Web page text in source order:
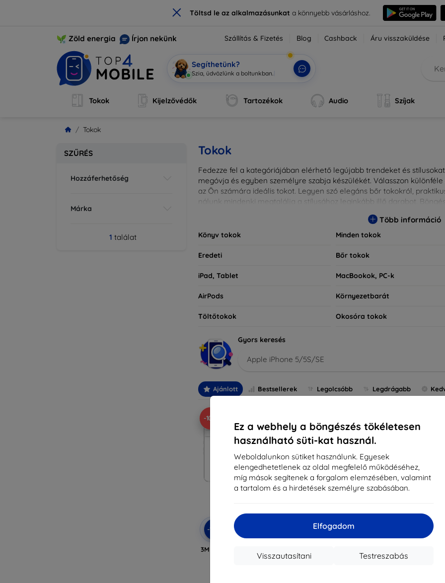
× Töltsd le az alkalmazásunkata könnyebb vásárláshoz.
Ez a webhely a böngészés tökéletesen
használható süti-kat használ.
Weboldalunkon sütiket használunk. Egyesek
elengedhetetlenek az oldal megfelelő működéséhez,
míg mások segítenek a forgalom elemzésében, valamint
a tartalom és a hirdetések személyre szabásában.
Elfogadom
Testreszabás
Visszautasítani
Zöld energia Írjon nekünk Szállítás & Fizetés Blog Cashback Áru visszaküldése
Segíthetünk?
|
Tokok Kijelzővédők Tartozékok Audio Szíjak
Tokok
SZŰRÉS
Hozzáferhetőség
Márka
1 találat
Tokok
Fedezze fel a kategóriájában elérhető legújabb trendeket és
megóvja és egyben személyre szabja készülékét. Válasszon
az Ön számára ideális tokot. Legyen szó elegáns bőr tokokról,
nálunk mindenki megtalálja a stílusához leginkább illő darabot.
Több információ
Könyv tokok Minden tokok
Eredeti Bőr tokok
iPad, Tablet MacBookok, PC-k
AirPods Környezetbarát
Töltőtokok Okosóra tokok
Gyors keresés
Apple iPhone 5/5S/SE
Ajánlott Bestsellerek Legolcsóbb Legdrágabb
-10%
-10%
Kedvezmény
kuponnal
3MK Apple iPhone 5/5S/SE -
3mk Armor Case